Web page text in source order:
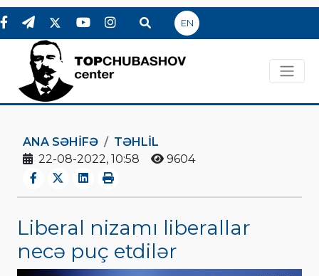
EN
ANA SƏHIFƏ
TƏHLİL
22-08-2022, 10:58
9604
Liberal nizamı liberallar
necə puç etdilər